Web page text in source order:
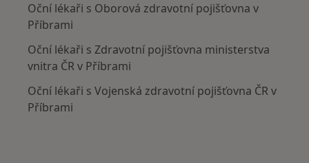
Oční lékaři s Oborová zdravotní pojišťovna v
Příbrami
Oční lékaři s Zdravotní pojišťovna ministerstva
vnitra ČR v Příbrami
Oční lékaři s Vojenská zdravotní pojišťovna ČR v
Příbrami